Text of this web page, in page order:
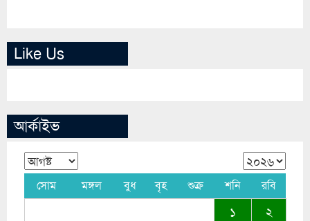
Like Us
আর্কাইভ
সোম মঙ্গল বুধ বৃহ শুক্র শনি রবি
১
২